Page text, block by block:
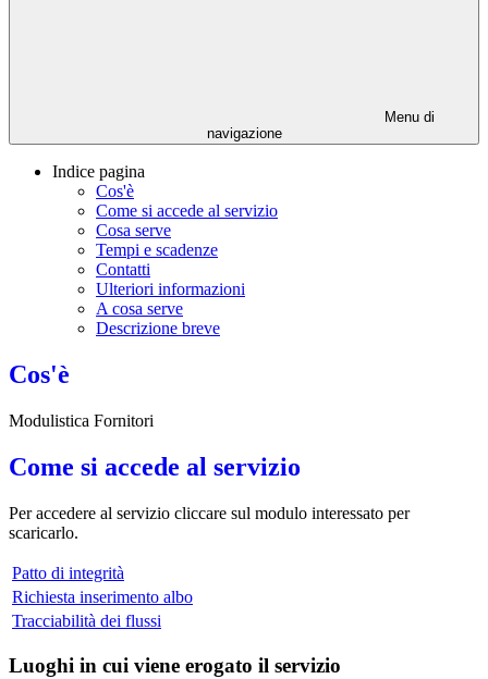
Menu di
navigazione
Indice pagina
Cos'è
Come si accede al servizio
Cosa serve
Tempi e scadenze
Contatti
Ulteriori informazioni
A cosa serve
Descrizione breve
Cos'è
Modulistica Fornitori
Come si accede al servizio
Per accedere al servizio cliccare sul modulo interessato per
scaricarlo.
Patto di integrità
Richiesta inserimento albo
Tracciabilità dei flussi
Luoghi in cui viene erogato il servizio